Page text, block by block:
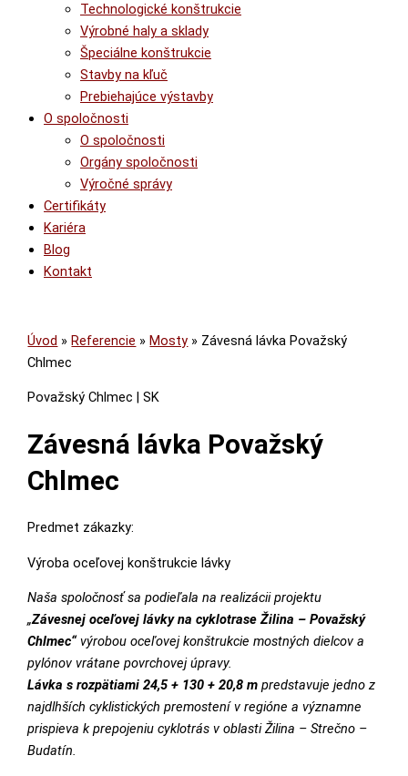
Technologické konštrukcie
Výrobné haly a sklady
Špeciálne konštrukcie
Stavby na kľuč
Prebiehajúce výstavby
O spoločnosti
O spoločnosti
Orgány spoločnosti
Výročné správy
Certifikáty
Kariéra
Blog
Kontakt
Úvod »Referencie »Mosty » Závesná lávka Považský
Chlmec
Považský Chlmec | SK
Závesná lávka Považský
Chlmec
Predmet zákazky:
Výroba oceľovej konštrukcie lávky
Naša spoločnosť sa podieľala na realizácii projektu
„Závesnej oceľovej lávky na cyklotrase Žilina – Považský
Chlmec“ výrobou oceľovej konštrukcie mostných dielcov a
pylónov vrátane povrchovej úpravy.
Lávka s rozpätiami 24,5 + 130 + 20,8 m predstavuje jedno z
najdlhších cyklistických premostení v regióne a významne
prispieva k prepojeniu cyklotrás v oblasti Žilina – Strečno –
Budatín.